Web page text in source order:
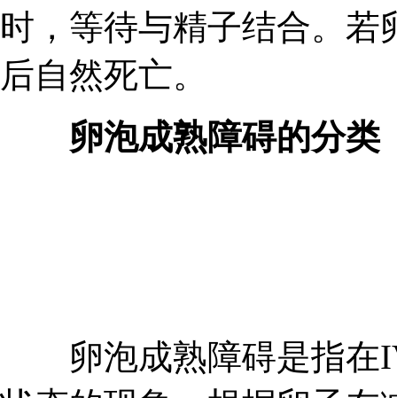
时，等待与精子结合。若
后自然死亡。
卵泡成熟障碍的分类
卵泡成熟障碍是指在